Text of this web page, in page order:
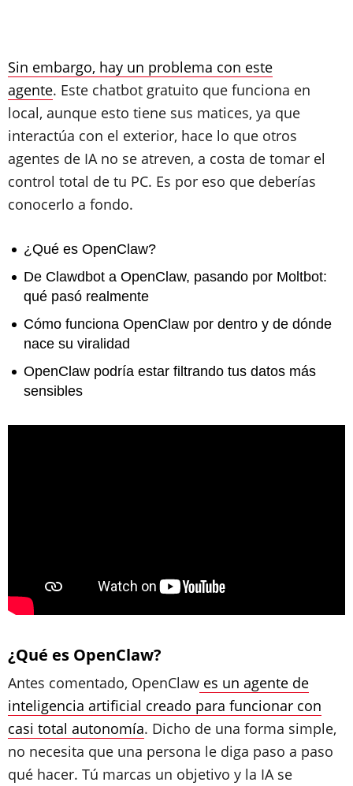
Sin embargo, hay un problema con este
agente. Este chatbot gratuito que funciona en
local, aunque esto tiene sus matices, ya que
interactúa con el exterior, hace lo que otros
agentes de IA no se atreven, a costa de tomar el
control total de tu PC. Es por eso que deberías
conocerlo a fondo.
¿Qué es OpenClaw?
​De Clawdbot a OpenClaw, pasando por Moltbot:
qué pasó realmente
​Cómo funciona OpenClaw por dentro y de dónde
nace su viralidad
​OpenClaw podría estar filtrando tus datos más
sensibles
¿Qué es OpenClaw?
Antes comentado, OpenClaw es un agente de
inteligencia artificial creado para funcionar con
casi total autonomía. Dicho de una forma simple,
no necesita que una persona le diga paso a paso
qué hacer. Tú marcas un objetivo y la IA se